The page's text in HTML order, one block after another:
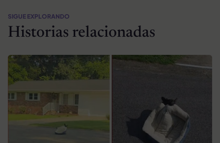
SIGUE EXPLORANDO
Historias relacionadas